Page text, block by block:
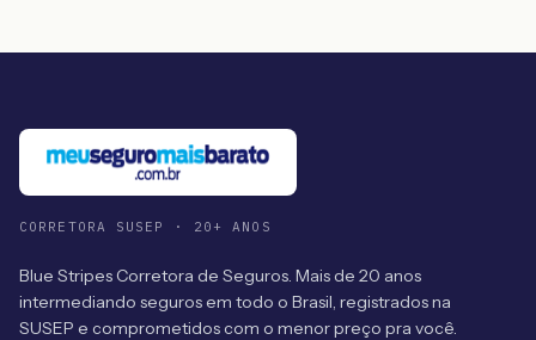
CORRETORA SUSEP · 20+ ANOS
Blue Stripes Corretora de Seguros. Mais de 20 anos
intermediando seguros em todo o Brasil, registrados na
SUSEP e comprometidos com o menor preço pra você.